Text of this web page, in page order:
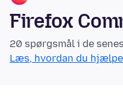
Firefox
20 spørgsmål i de
Læs, hvordan du